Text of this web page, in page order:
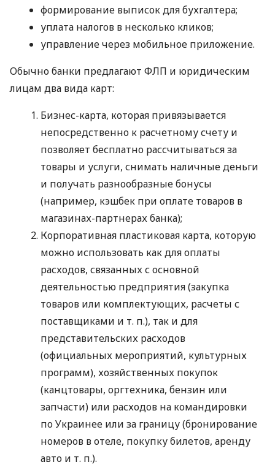
формирование выписок для бухгалтера;
уплата налогов в несколько кликов;
управление через мобильное приложение.
Обычно банки предлагают ФЛП и юридическим
лицам два вида карт:
Бизнес-карта, которая привязывается
непосредственно к расчетному счету и
позволяет бесплатно рассчитываться за
товары и услуги, снимать наличные деньги
и получать разнообразные бонусы
(например, кэшбек при оплате товаров в
магазинах-партнерах банка);
Корпоративная пластиковая карта, которую
можно использовать как для оплаты
расходов, связанных с основной
деятельностью предприятия (закупка
товаров или комплектующих, расчеты с
поставщиками и т. п.), так и для
представительских расходов
(официальных мероприятий, культурных
программ), хозяйственных покупок
(канцтовары, оргтехника, бензин или
запчасти) или расходов на командировки
по Украинее или за границу (бронирование
номеров в отеле, покупку билетов, аренду
авто и т. п.).